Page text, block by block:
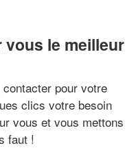
le meilleur
pour votre
clics votre besoin
vous et vous mettons
faut !